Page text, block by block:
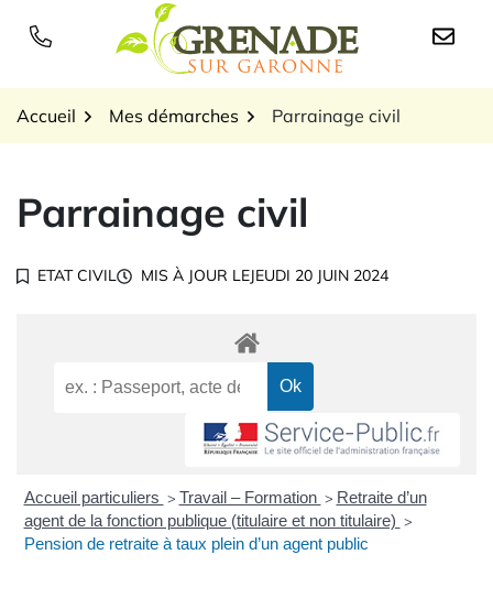
Logo Grenade sur
Accueil Mes démarches Parrainage civil
Parrainage civil
ETAT CIVIL MIS À JOUR LEJEUDI 20 JUIN 2024
Accueil particuliers > Travail – Formation > Retraite d’un
agent de la fonction publique (titulaire et non titulaire) >
Pension de retraite à taux plein d’un agent public